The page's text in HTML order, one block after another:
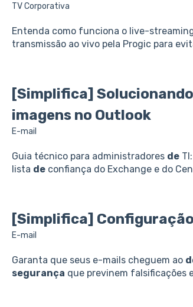
TV Corporativa
Entenda como funciona o live-
transmissão ao vivo pela Progic para
[Simplifica]
imagens no Outlook
E-mail
Guia técnico para administradores de
lista deconfiança do Exchange e do
[Simplifica] Configuração
E-mail
Garanta que seus e-mails cheguem ao
segurança que previnem falsificações